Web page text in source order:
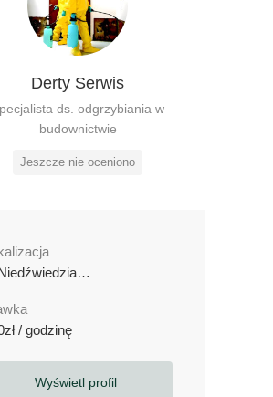
Derty Serwis
ds. odgrzybiania w
budownictwie
Jeszcze nie oceniono
Niedźwiedzia 29b, Warszawa, Polska
/ godzinę
Wyświetl profil